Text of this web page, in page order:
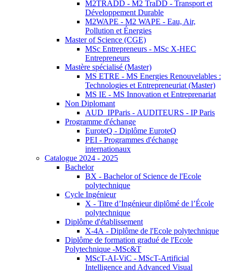
M2TRADD - M2 TraDD - Transport et
Développement Durable
M2WAPE - M2 WAPE - Eau, Air,
Pollution et Énergies
Master of Science (CGE)
MSc Entrepreneurs - MSc X-HEC
Entrepreneurs
Mastère spécialisé (Master)
MS ETRE - MS Energies Renouvelables :
Technologies et Entrepreneuriat (Master)
MS IE - MS Innovation et Entreprenariat
Non Diplomant
AUD_IPParis - AUDITEURS - IP Paris
Programme d'échange
EuroteQ - Diplôme EuroteQ
PEI - Programmes d'échange
internationaux
Catalogue 2024 - 2025
Bachelor
BX - Bachelor of Science de l'Ecole
polytechnique
Cycle Ingénieur
X - Titre d’Ingénieur diplômé de l’École
polytechnique
Diplôme d'établissement
X-4A - Diplôme de l'Ecole polytechnique
Diplôme de formation gradué de l'Ecole
Polytechnique -MSc&T
MScT-AI-ViC - MScT-Artificial
Intelligence and Advanced Visual